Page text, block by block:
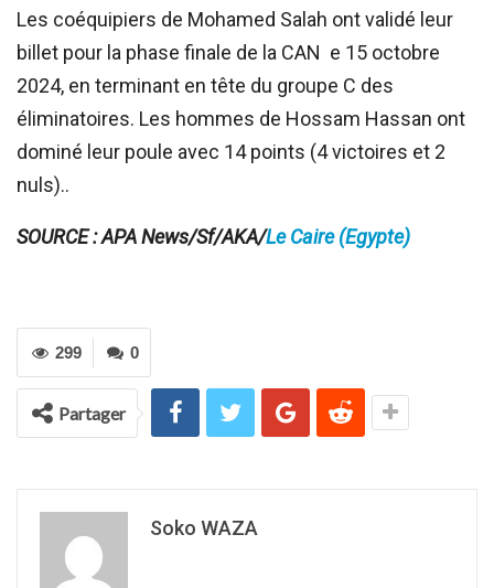
Les coéquipiers de Mohamed Salah ont validé leur
billet pour la phase finale de la CAN e 15 octobre
2024, en terminant en tête du groupe C des
éliminatoires. Les hommes de Hossam Hassan ont
dominé leur poule avec 14 points (4 victoires et 2
nuls)..
SOURCE : APA News/Sf/AKA/Le Caire (Egypte)
0
299
Partager
Soko WAZA